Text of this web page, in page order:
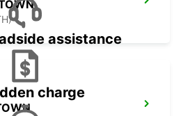
assistance
charge